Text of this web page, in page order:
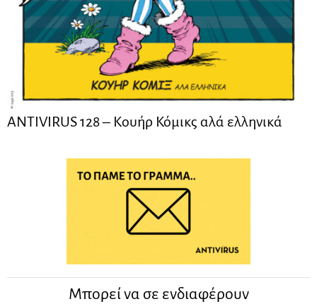
ANTIVIRUS 128 – Kουήρ Κόμικς αλά ελληνικά
Μπορεί να σε ενδιαφέρουν